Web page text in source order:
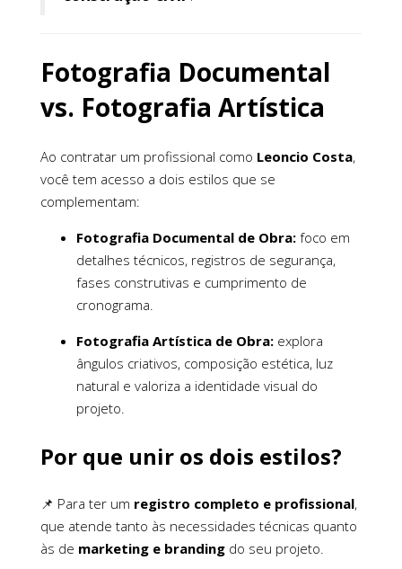
Fotografia Documental
vs. Fotografia Artística
Ao contratar um profissional como Leoncio Costa,
você tem acesso a dois estilos que se
complementam:
Fotografia Documental de Obra: foco em
detalhes técnicos, registros de segurança,
fases construtivas e cumprimento de
cronograma.
Fotografia Artística de Obra: explora
ângulos criativos, composição estética, luz
natural e valoriza a identidade visual do
projeto.
Por que unir os dois estilos?
📌 Para ter um registro completo e profissional,
que atende tanto às necessidades técnicas quanto
às de marketing e branding do seu projeto.